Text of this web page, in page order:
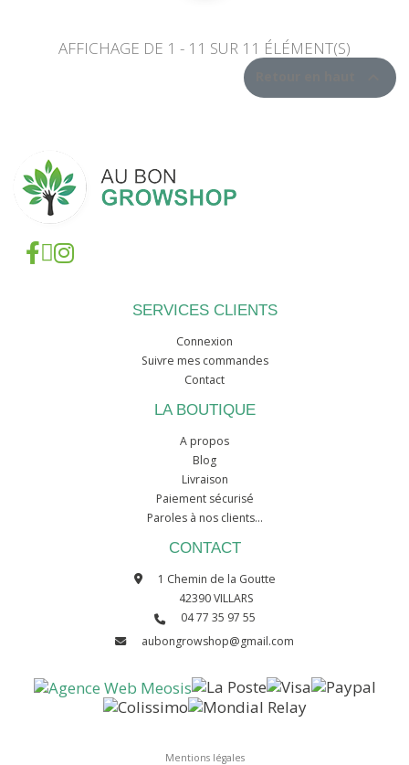
AFFICHAGE DE 1 - 11 SUR 11 ÉLÉMENT(S)
SERVICES CLIENTS
Connexion
Suivre mes commandes
Contact
LA BOUTIQUE
A propos
Blog
Livraison
Paiement sécurisé
Paroles à nos clients...
CONTACT
1 Chemin de la Goutte
42390 VILLARS
04 77 35 97 55
aubongrowshop@gmail.com
Mentions légales